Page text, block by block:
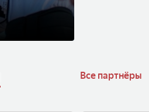
Все партнёры